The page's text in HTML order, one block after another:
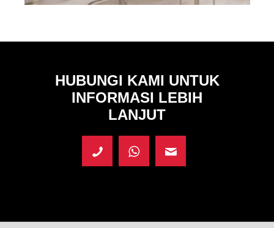
HUBUNGI KAMI UNTUK
INFORMASI LEBIH
LANJUT